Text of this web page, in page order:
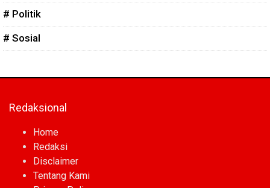
# Politik
# Sosial
Redaksional
Home
Redaksi
Disclaimer
Tentang Kami